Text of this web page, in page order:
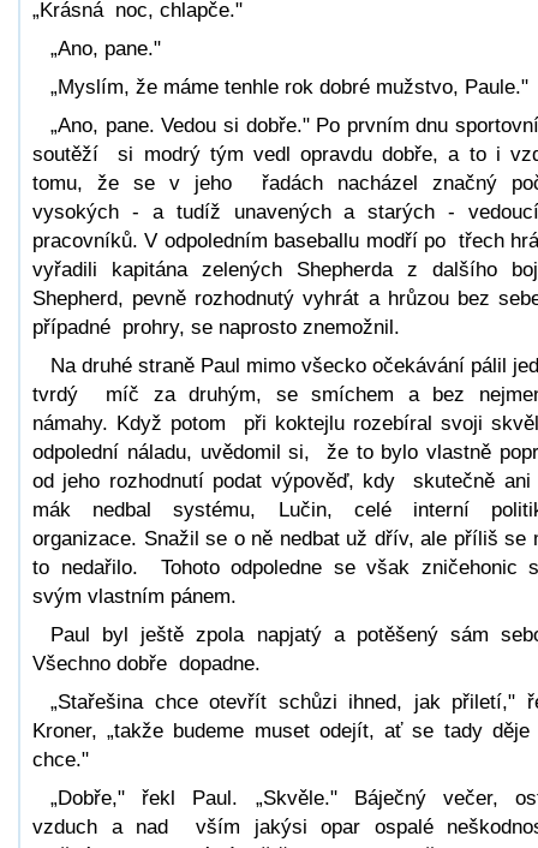
„Krásná noc, chlapče."
„Ano, pane."
„Myslím, že máme tenhle rok dobré mužstvo, Paule."
„Ano, pane. Vedou si dobře." Po prvním dnu
soutěží si modrý tým vedl opravdu dobře, a to i
tomu, že se v jeho řadách nacházel značný
vysokých - a tudíž unavených a starých -
pracovníků. V odpoledním baseballu modří po třech
vyřadili kapitána zelených Shepherda z dalšího
Shepherd, pevně rozhodnutý vyhrát a hrůzou bez
případné prohry, se naprosto znemožnil.
Na druhé straně Paul mimo všecko očekávání pálil
tvrdý míč za druhým, se smíchem a bez
námahy. Když potom při koktejlu rozebíral svoji
odpolední náladu, uvědomil si, že to bylo vlastně
od jeho rozhodnutí podat výpověď, kdy skutečně ani
mák nedbal systému, Lučin, celé interní
organizace. Snažil se o ně nedbat už dřív, ale příliš se
to nedařilo. Tohoto odpoledne se však zničehonic
svým vlastním pánem.
Paul byl ještě zpola napjatý a potěšený sám
Všechno dobře dopadne.
„Stařešina chce otevřít schůzi ihned, jak přiletí,"
Kroner, „takže budeme muset odejít, ať se tady děje
chce."
„Dobře," řekl Paul. „Skvěle." Báječný večer,
vzduch a nad vším jakýsi opar ospalé